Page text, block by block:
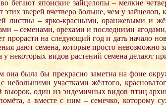
бегают японские зайцелопы – мелкие
зверей вчетверо больше, чем у
листвы – ярко-красными, оранжевыми и
– семенами, орехами и последними
на следующий год и дать начало
дают семена, которые просто невозможно
видов растений семена делают
она была бы прекрасно заметна на фоне
участками жёлтого,
один из эндемичных видов птиц
а вместе с ним – семечко, которому